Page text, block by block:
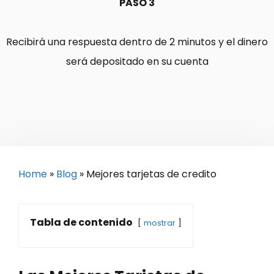
Recibirá una respuesta dentro de 2 minutos y el dinero
será depositado en su cuenta
Home » Blog » Mejores tarjetas de credito
Tabla de contenido mostrar